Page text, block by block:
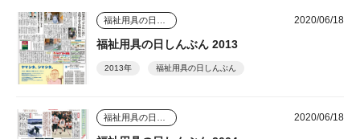
2020/06/18
福祉用具の日しんぶん 2013
2013年 福祉用具の日しんぶん
2020/06/18